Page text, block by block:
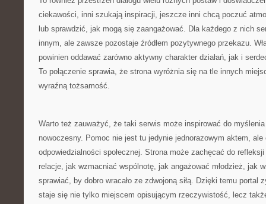
ciekawości, inni szukają inspiracji, jeszcze inni chcą poczuć
lub sprawdzić, jak mogą się zaangażować. Dla każdego z nich
innym, ale zawsze pozostaje źródłem pozytywnego przekazu.
powinien oddawać zarówno aktywny charakter działań, jak i
To połączenie sprawia, że strona wyróżnia się na tle innych
wyraźną tożsamość.
Warto też zauważyć, że taki serwis może inspirować do
nowoczesny. Pomoc nie jest tu jedynie jednorazowym aktem,
odpowiedzialności społecznej. Strona może zachęcać do
relacje, jak wzmacniać wspólnotę, jak angażować młodzież, jak
sprawiać, by dobro wracało ze zdwojoną siłą. Dzięki temu portal
staje się nie tylko miejscem opisującym rzeczywistość, lecz